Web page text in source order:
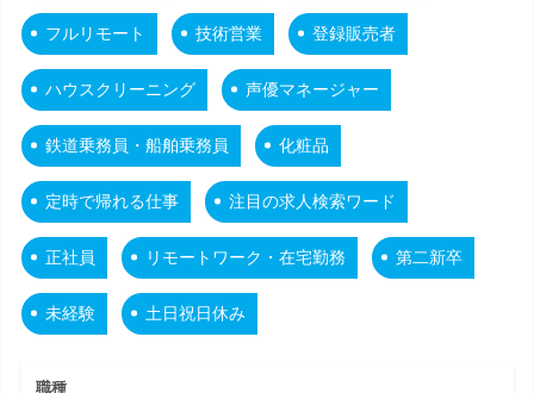
フルリモート 技術営業 登録販売者
ハウスクリーニング 声優マネージャー
鉄道乗務員・船舶乗務員 化粧品
定時で帰れる仕事 注目の求人検索ワード
正社員 リモートワーク・在宅勤務 第二新卒
未経験 土日祝日休み
職種